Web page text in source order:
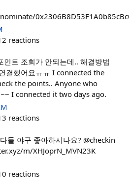
reactions
인트 조회가 안되는데.. 해결방법
결했어요ㅠㅠ I connected the
the points.. Anyone who
I connected it two days ago.
reactions
들 야구 좋아하시나요? @checkin
m/XHJoprN_MVN23K
reactions